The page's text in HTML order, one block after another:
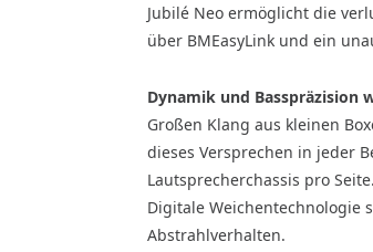
Jubilé Neo ermöglicht die
über BMEasyLink und ein
Dynamik und Basspräzision
Großen Klang aus kleinen
dieses Versprechen in jeder
Lautsprecherchassis pro
Digitale Weichentechnologie
Abstrahlverhalten.